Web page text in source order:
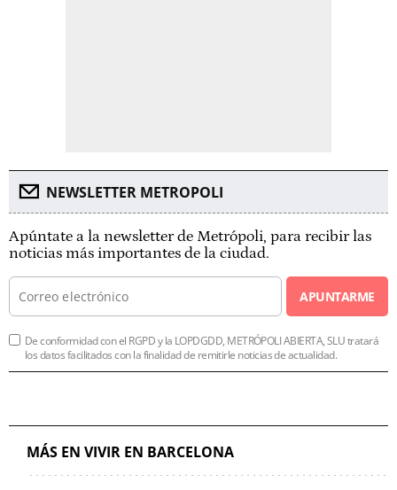
NEWSLETTER METROPOLI
Apúntate a la newsletter de Metrópoli, para recibir las
noticias más importantes de la ciudad.
APUNTARME
De conformidad con el RGPD y la LOPDGDD, METRÓPOLI ABIERTA, SLU tratará
los datos facilitados con la finalidad de remitirle noticias de actualidad.
MÁS EN VIVIR EN BARCELONA